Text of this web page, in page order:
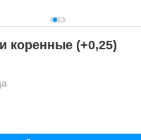
коренные (+0,25)